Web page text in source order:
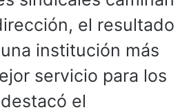
el resultado
institución más
servicio para los
el